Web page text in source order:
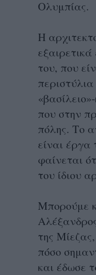
Ολυμπίας.
Η
του, που
που στην
πόλης. Το
είναι
φαίνεται
του ίδιου
Μπορούμε
της
πόσο
και έδωσε